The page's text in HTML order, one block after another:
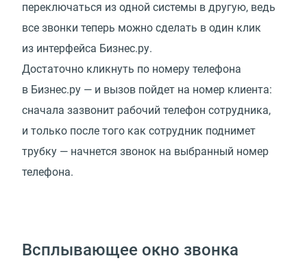
переключаться из одной системы в другую, ведь
все звонки теперь можно сделать в один клик
из интерфейса Бизнес.ру.
Достаточно кликнуть по номеру телефона
в Бизнес.ру — и вызов пойдет на номер клиента:
сначала зазвонит рабочий телефон сотрудника,
и только после того как сотрудник поднимет
трубку — начнется звонок на выбранный номер
телефона.
Всплывающее окно звонка